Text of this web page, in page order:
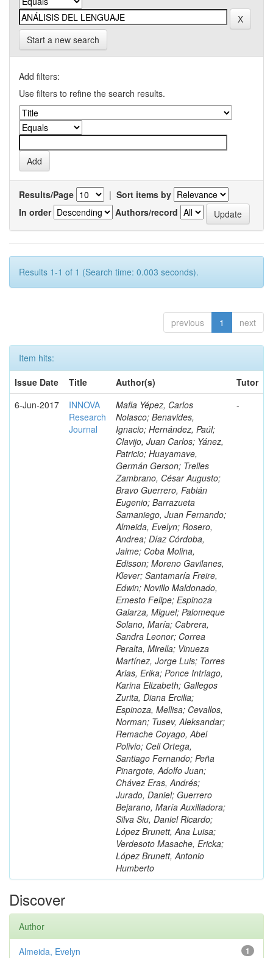
Start a new search
Add filters:
Use filters to refine the search results.
Results/Page | Sort items by
In order
Authors/record
Results 1-1 of 1 (Search time: 0.003 seconds).
previous 1 next
Item hits:
Issue Date
Title Author(s)
Tutor
6-Jun-2017
INNOVA
Research
Journal
Mafla Yépez, Carlos
Nolasco; Benavides,
Ignacio; Hernández, Paúl;
Clavijo, Juan Carlos; Yánez,
Patricio; Huayamave,
Germán Gerson; Trelles
Zambrano, César Augusto;
Bravo Guerrero, Fabián
Eugenio; Barrazueta
Samaniego, Juan Fernando;
Almeida, Evelyn; Rosero,
Andrea; Díaz Córdoba,
Jaime; Coba Molina,
Edisson; Moreno Gavilanes,
Klever; Santamaría Freire,
Edwin; Novillo Maldonado,
Ernesto Felipe; Espinoza
Galarza, Miguel; Palomeque
Solano, María; Cabrera,
Sandra Leonor; Correa
Peralta, Mirella; Vinueza
Martínez, Jorge Luis; Torres
Arias, Erika; Ponce Intriago,
Karina Elizabeth; Gallegos
Zurita, Diana Ercilia;
Espinoza, Mellisa; Cevallos,
Norman; Tusev, Aleksandar;
Remache Coyago, Abel
Polivio; Celi Ortega,
Santiago Fernando; Peña
Pinargote, Adolfo Juan;
Chávez Eras, Andrés;
Jurado, Daniel; Guerrero
Bejarano, María Auxiliadora;
Silva Siu, Daniel Ricardo;
López Brunett, Ana Luisa;
Verdesoto Masache, Ericka;
López Brunett, Antonio
Humberto
-
Discover
Author
1
Almeida, Evelyn